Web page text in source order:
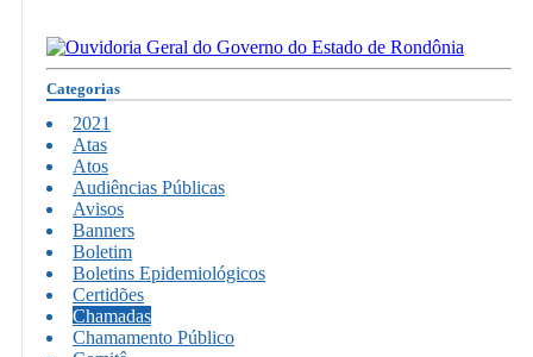
Categorias
2021
Atas
Atos
Audiências Públicas
Avisos
Banners
Boletim
Boletins Epidemiológicos
Certidões
Chamadas
Chamamento Público